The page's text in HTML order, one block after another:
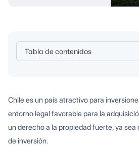
Tabla de contenidos
Chile es un país atractivo para
entorno legal favorable para la
un derecho a la propiedad fuerte, ya
de inversión.